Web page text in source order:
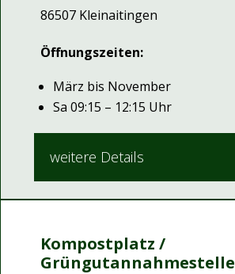
86507 Kleinaitingen
Öffnungszeiten:
März bis November
Sa 09:15 – 12:15 Uhr
weitere Details
Kompostplatz /
Grüngutannahmestelle